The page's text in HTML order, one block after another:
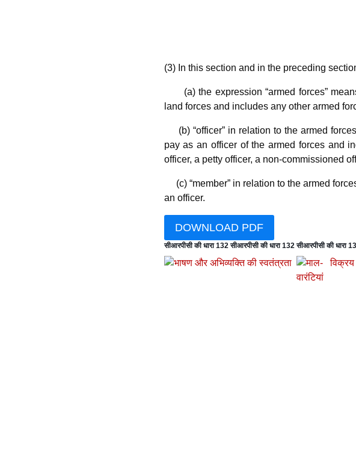
(3) In this section and in the preceding
(a) the expression “armed forces”
land forces and includes any other armed
(b) “officer” in relation to the armed
pay as an officer of the armed forces and
officer, a petty officer, a non-commissioned
(c) “member” in relation to the armed
an officer.
DOWNLOAD PDF
सीआरपीसी की धारा 132 सीआरपीसी की धारा 132 सीआरपीसी की